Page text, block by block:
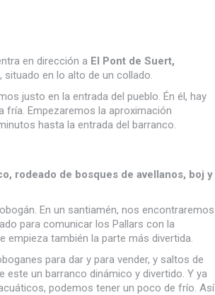
en dirección a El Pont de Suert,
situado en lo alto de un collado.
justo en la entrada del pueblo. Én él, hay
fría. Empezaremos la aproximación
hasta la entrada del barranco.
rodeado de bosques de avellanos, boj y
En un santiamén, nos encontraremos
para comunicar los Pallars con la
empieza también la parte más divertida.
para dar y para vender, y saltos de
un barranco dinámico y divertido. Y ya
podemos tener un poco de frío. Así